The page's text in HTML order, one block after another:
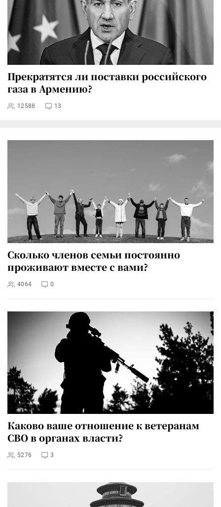
Прекратятся ли поставки российского
газа в Армению?
12588 13
Сколько членов семьи постоянно
проживают вместе с вами?
4064 0
Каково ваше отношение к ветеранам
СВО в органах власти?
5276 3